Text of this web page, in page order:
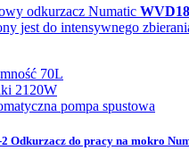
odkurzacz Numatic
jest do intensywnego
70L
2120W
pompa spustowa
Odkurzacz do pracy na mokro